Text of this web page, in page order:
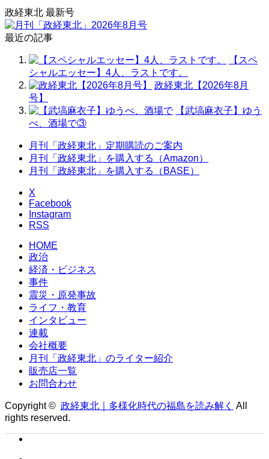
政経東北 最新号
最近の記事
【スペ
シャルエッセー】4人、ラストです。
政経東北【2026年8月
号】
【武塙麻衣子】ゆう
べ、酒場で③
月刊「政経東北」定期購読のご案内
月刊「政経東北」を購入する（Amazon）
月刊「政経東北」を購入する（BASE）
X
Facebook
Instagram
RSS
HOME
政治
経済・ビジネス
事件
震災・原発事故
ライフ・教育
インタビュー
連載
会社概要
月刊「政経東北」のライター紹介
販売店一覧
お問合わせ
Copyright © 政経東北｜多様化時代の福島を読み解く All
rights reserved.